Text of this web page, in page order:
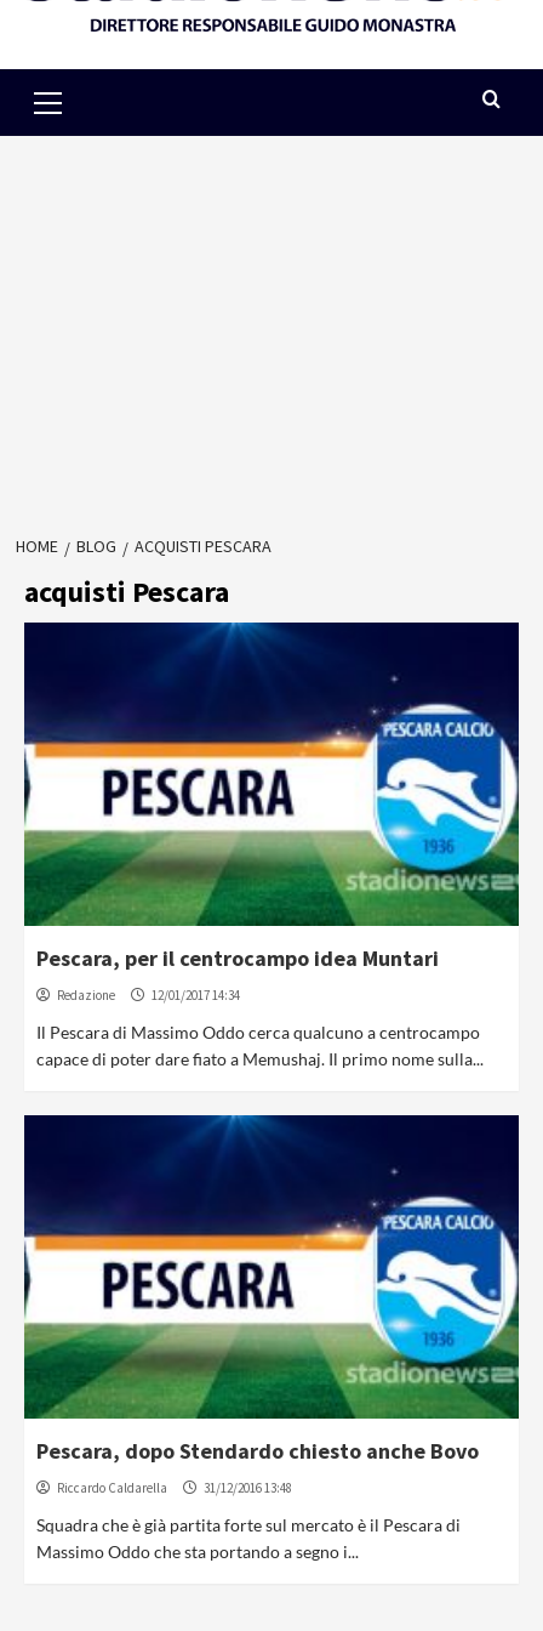
Menu
HOME BLOG ACQUISTI PESCARA
acquisti Pescara
Pescara, per il centrocampo idea Muntari
Redazione 12/01/2017 14:34
Il Pescara di Massimo Oddo cerca qualcuno a centrocampo
capace di poter dare fiato a Memushaj. Il primo nome sulla...
Pescara, dopo Stendardo chiesto anche Bovo
Riccardo Caldarella 31/12/2016 13:48
Squadra che è già partita forte sul mercato è il Pescara di
Massimo Oddo che sta portando a segno i...